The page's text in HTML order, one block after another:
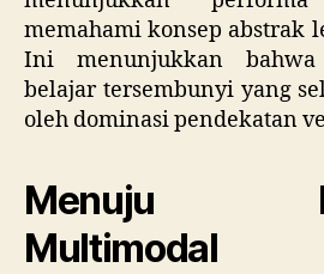
memahami konsep abstrak
Ini menunjukkan
belajar tersembunyi yang
oleh dominasi pendekatan
Menuju
Multimodal